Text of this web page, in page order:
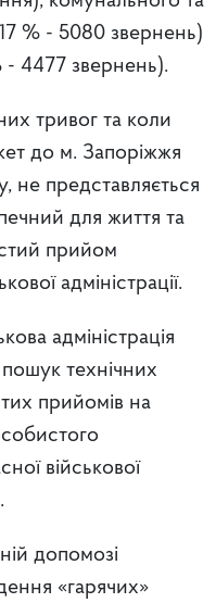
% - 5080 звернень)
- 4477 звернень).
тривог та коли
до м. Запоріжжя
не представляється
для життя та
прийом
адміністрації.
адміністрація
технічних
прийомів на
військової
допомозі
«гарячих»